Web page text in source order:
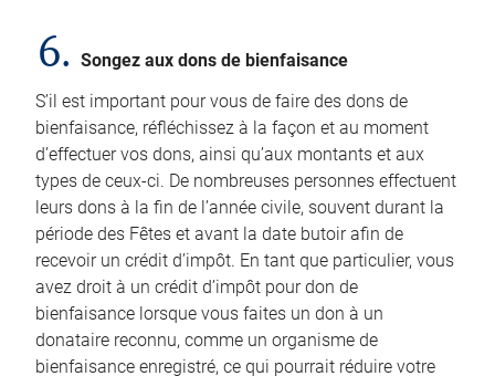
6. Songez aux dons de bienfaisance
S’il est important pour vous de faire des dons de
bienfaisance, réfléchissez à la façon et au moment
d’effectuer vos dons, ainsi qu’aux montants et aux
types de ceux-ci. De nombreuses personnes effectuent
leurs dons à la fin de l’année civile, souvent durant la
période des Fêtes et avant la date butoir afin de
recevoir un crédit d’impôt. En tant que particulier, vous
avez droit à un crédit d’impôt pour don de
bienfaisance lorsque vous faites un don à un
donataire reconnu, comme un organisme de
bienfaisance enregistré, ce qui pourrait réduire votre